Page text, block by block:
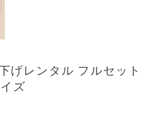
げレンタル フルセット
ズ